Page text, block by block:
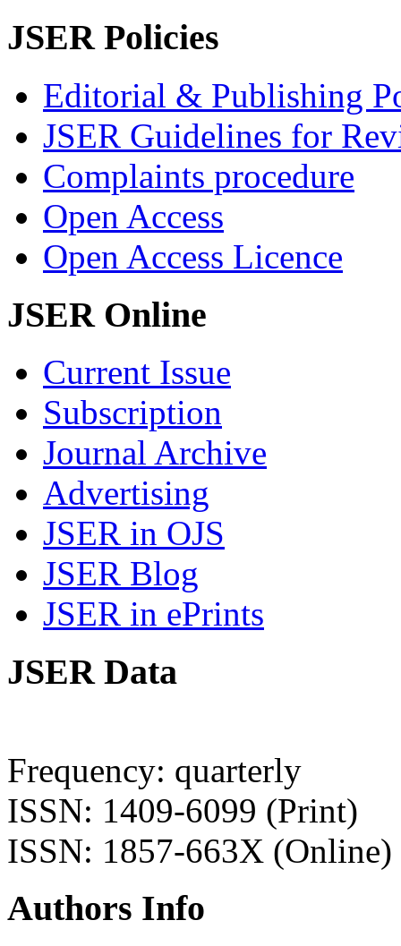
JSER Policies
Editorial & Publishing
JSER Guidelines for
Complaints procedure
Open Access
Open Access Licence
JSER Online
Current Issue
Subscription
Journal Archive
Advertising
JSER in OJS
JSER Blog
JSER in ePrints
JSER Data
Frequency: quarterly
ISSN: 1409-6099 (Print)
ISSN: 1857-663X (Online)
Authors Info